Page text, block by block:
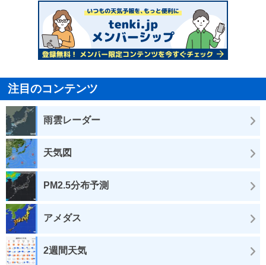
注目のコンテンツ
雨雲レーダー
天気図
PM2.5分布予測
アメダス
2週間天気